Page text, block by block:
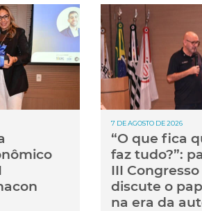
7 DE AGOSTO DE 2026
“O que fica
faz tudo?”:
III Congresso
discute o
na era da